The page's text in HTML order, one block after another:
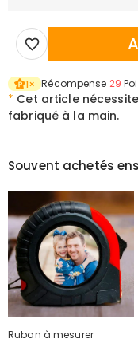
1× Récompense 29
* Cet article nécessite
fabriqué à la main.
Souvent achetés
Ruban à mesurer